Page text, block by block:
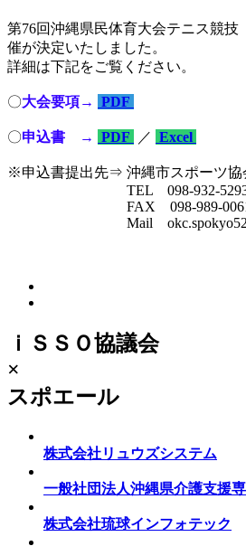
第76回沖縄県民体育大会テニス競
催が決定いたしました。
詳細は下記をご覧ください。
〇大会要項→ PDF
〇申込書 → PDF ／ Excel
※申込書提出先⇒ 沖縄市スポーツ協
TEL 098-932-
FAX 098-989-
Mail
ｉＳＳＯ協議会
×
スポエール
株式会社リュウズシステム
一般社団法人沖縄県介護支援
株式会社琉球インフォテック